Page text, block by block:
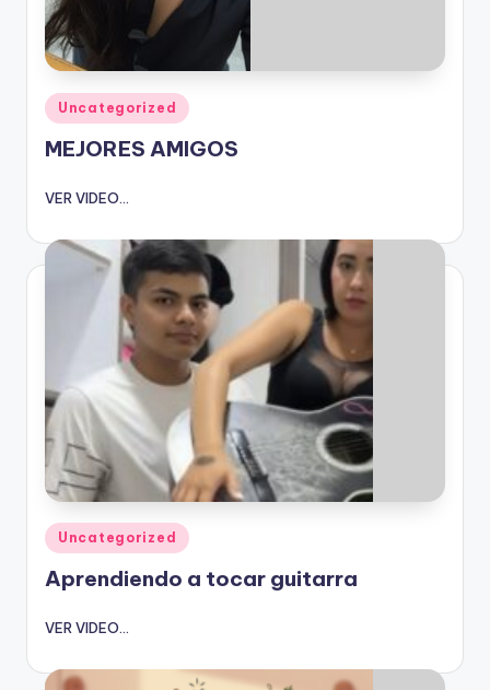
Publicado
en
Uncategorized
MEJORES AMIGOS
VER VIDEO...
Publicado
en
Uncategorized
Aprendiendo a tocar guitarra
VER VIDEO...